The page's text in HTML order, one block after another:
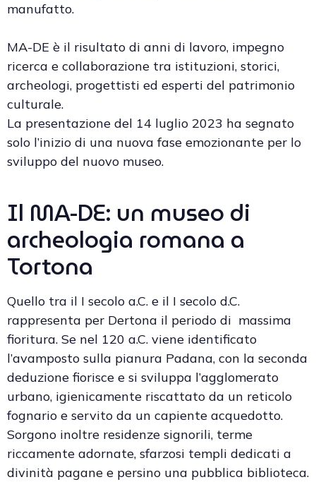
manufatto.
MA-DE è il risultato di anni di lavoro, impegno
ricerca e collaborazione tra istituzioni, storici,
archeologi, progettisti ed esperti del patrimonio
culturale.
La presentazione del 14 luglio 2023 ha segnato
solo l’inizio di una nuova fase emozionante per lo
sviluppo del nuovo museo.
Il MA-DE: un museo di
archeologia romana a
Tortona
Quello tra il I secolo a.C. e il I secolo d.C.
rappresenta per Dertona il periodo di massima
fioritura. Se nel 120 a.C. viene identificato
l’avamposto sulla pianura Padana, con la seconda
deduzione fiorisce e si sviluppa l’agglomerato
urbano, igienicamente riscattato da un reticolo
fognario e servito da un capiente acquedotto.
Sorgono inoltre residenze signorili, terme
riccamente adornate, sfarzosi templi dedicati a
divinità pagane e persino una pubblica biblioteca.